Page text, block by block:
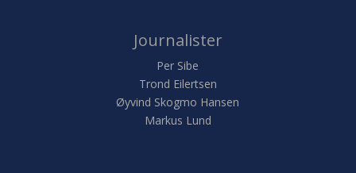
Journalister
Per Sibe
Trond Eilertsen
Øyvind Skogmo Hansen
Markus Lund